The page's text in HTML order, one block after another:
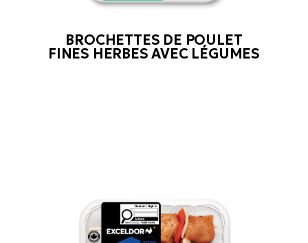
BROCHETTES DE POULET
FINES HERBES AVEC LÉGUMES